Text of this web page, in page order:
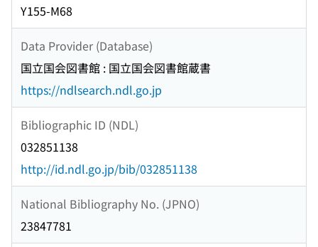
Y155-M68
Data Provider (Database)
国立国会図書館 : 国立国会図書館蔵書
https://ndlsearch.ndl.go.jp
Bibliographic ID (NDL)
032851138
http://id.ndl.go.jp/bib/032851138
National Bibliography No. (JPNO)
23847781